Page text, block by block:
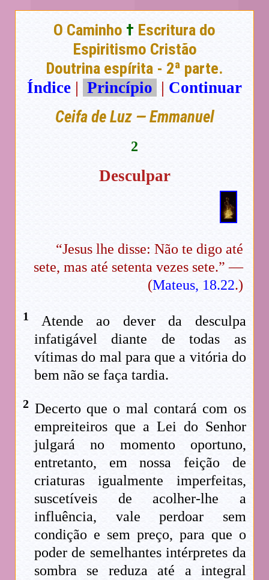
O Caminho † Escritura do
Espiritismo Cristão
Doutrina espírita - 2ª parte.
Índice | Princípio | Continuar
Ceifa de Luz — Emmanuel
2
Desculpar
“Jesus lhe disse: Não te digo até
sete, mas até setenta vezes sete.” —
(Mateus, 18.22.)
1
Atende ao dever da desculpa
infatigável diante de todas as
vítimas do mal para que a vitória do
bem não se faça tardia.
2 Decerto que o mal contará com os
empreiteiros que a Lei do Senhor
julgará no momento oportuno,
entretanto, em nossa feição de
criaturas igualmente imperfeitas,
suscetíveis de acolher-lhe a
influência, vale perdoar sem
condição e sem preço, para que o
poder de semelhantes intérpretes da
sombra se reduza até a integral